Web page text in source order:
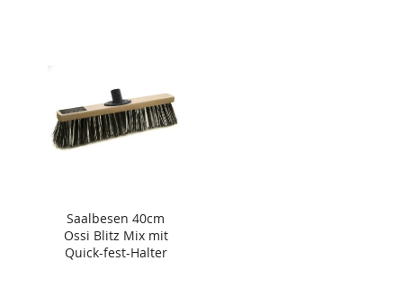
Saalbesen 40cm
Ossi Blitz Mix mit
Quick-fest-Halter